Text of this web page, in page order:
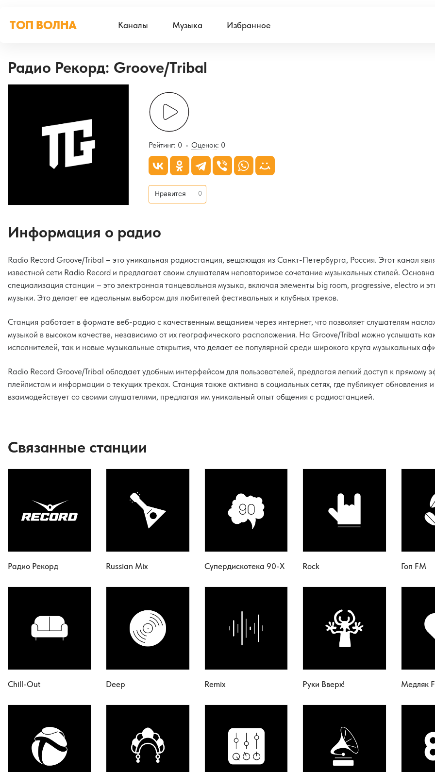
ТОП ВОЛНА Каналы Музыка Избранное
Радио Рекорд: Groove/Tribal
Рейтинг: 0 Оценок: 0
Нравится 0
Информация о радио
Radio Record Groove/Tribal – это уникальная радиостанция, вещающая из Санкт-Петербурга, Россия. Этот канал
известной сети Radio Record и предлагает своим слушателям неповторимое сочетание музыкальных стилей.
специализация станции – это электронная танцевальная музыка, включая элементы big room, progressive, electro и
музыки. Это делает ее идеальным выбором для любителей фестивальных и клубных треков.
Станция работает в формате веб-радио с качественным вещанием через интернет, что позволяет слушателям
музыкой в высоком качестве, независимо от их географического расположения. На Groove/Tribal можно услышать
исполнителей, так и новые музыкальные открытия, что делает ее популярной среди широкого круга музыкальных
Radio Record Groove/Tribal обладает удобным интерфейсом для пользователей, предлагая легкий доступ к прямому
плейлистам и информации о текущих треках. Станция также активна в социальных сетях, где публикует обновления и
взаимодействует со своими слушателями, предлагая им уникальный опыт общения с радиостанцией.
Связанные станции
Радио Рекорд Russian Mix Супердискотека 90-Х Rock Гоп FM
Chill-Out Deep Remix Руки Вверх! Медляк